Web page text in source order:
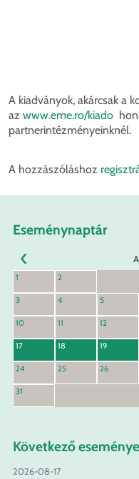
A kiadványok, akárcsak a
az www.eme.ro/kiado
partnerintézményeinknél.
A hozzászóláshoz
Eseménynaptár
ELŐZŐ
1 2
3 4 5
10 11 12
17 18 19
24 25 26
31
Következő
2026-08-17